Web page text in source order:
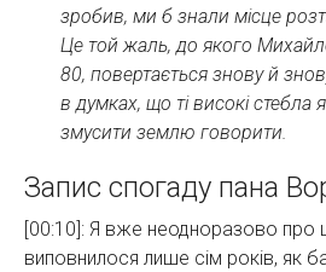
зробив, ми б знали місце
Це той жаль, до якого
80, повертається знову й
в думках, що ті високі
змусити землю говорити.
Запис спогаду пана
[00:10]: Я вже неодноразово про
виповнилося лише сім років, як